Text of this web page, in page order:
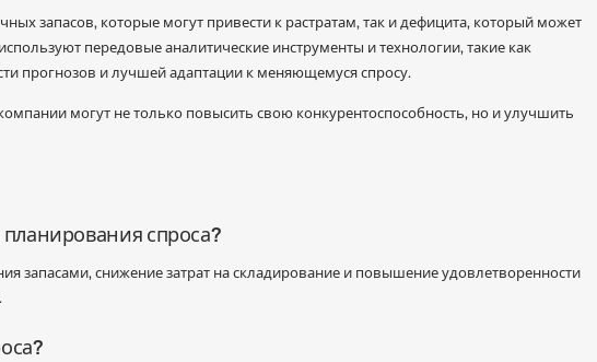
запасов, которые могут привести к растратам, так и дефицита, который может
передовые аналитические инструменты и технологии, такие как
прогнозов и лучшей адаптации к меняющемуся спросу.
могут не только повысить свою конкурентоспособность, но и улучшить
спроса?
запасами, снижение затрат на складирование и повышение удовлетворенности